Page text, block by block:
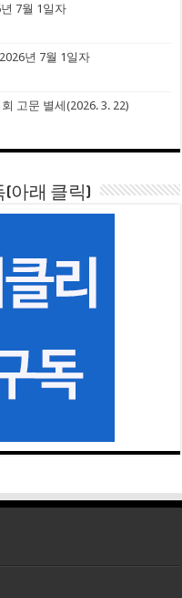
7월 1일자
년 7월 1일자
고문 별세(2026. 3. 22)
(아래 클릭)